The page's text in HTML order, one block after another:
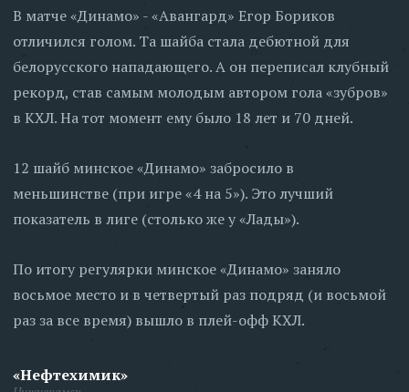
В матче «Динамо» - «Авангард» Егор Бориков
отличился голом. Та шайба стала дебютной для
белорусского нападающего. А он переписал клубный
рекорд, став самым молодым автором гола «зубров»
в КХЛ. На тот момент ему было 18 лет и 70 дней.
12 шайб минское «Динамо» забросило в
меньшинстве (при игре «4 на 5»). Это лучший
показатель в лиге (столько же у «Лады»).
По итогу регулярки минское «Динамо» заняло
восьмое место и в четвертый раз подряд (и восьмой
раз за все время) вышло в плей-офф КХЛ.
«Нефтехимик»